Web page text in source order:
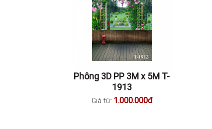
Phông 3D PP 3M x 5M T-
1913
Giá từ: 1.000.000đ